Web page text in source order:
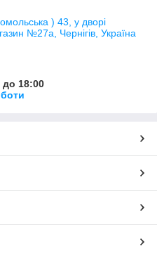
) 43, у дворі
№27a, Чернігів, Україна
до 18:00